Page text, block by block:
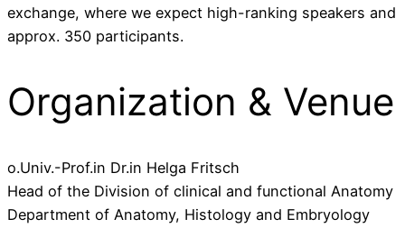
exchange, where we expect high-ranking speakers and
approx. 350 participants.
Organization & Venue
o.Univ.-Prof.in Dr.in Helga Fritsch
Head of the Division of clinical and functional Anatomy
Department of Anatomy, Histology and Embryology